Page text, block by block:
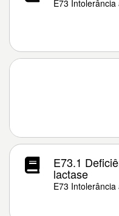
E73 Intolerância
E73.1
lactase
E73 Intolerância